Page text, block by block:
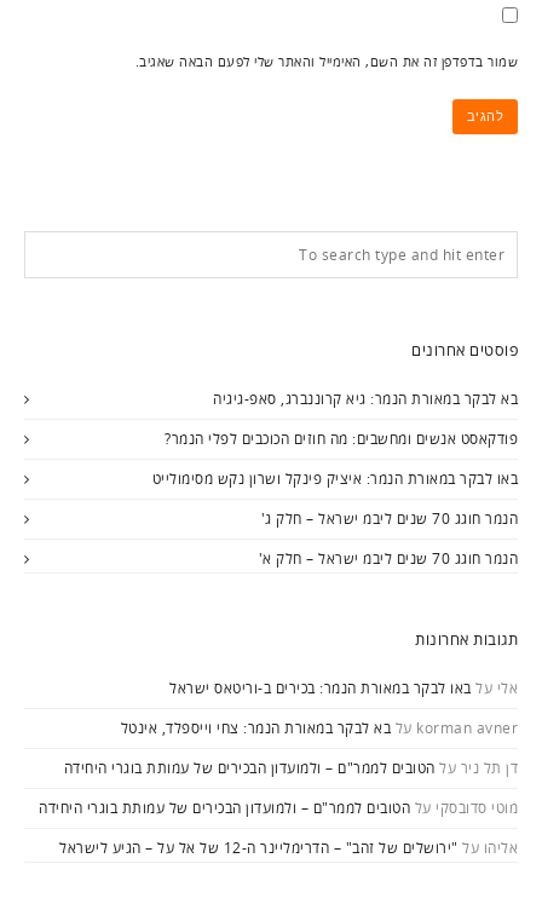
שמור בדפדפן זה את השם, האימייל והאתר שלי לפעם הבאה שאגיב.
פוסטים אחרונים
בא לבקר במאורת הנמר: גיא קרוננברג, סאפ-גיגיה
פודקאסט אנשים ומחשבים: מה חוזים הכוכבים לפלי הנמר?
באו לבקר במאורת הנמר: איציק פינקל ושרון נקש מסימולייט
הנמר חוגג 70 שנים ליבמ ישראל – חלק ג'
הנמר חוגג 70 שנים ליבמ ישראל – חלק א'
תגובות אחרונות
אלי עלבאו לבקר במאורת הנמר: בכירים ב-וריטאס ישראל
korman avner עלבא לבקר במאורת הנמר: צחי וייספלד, אינטל
דן תל ניר על הטובים לממר"ם – ולמועדון הבכירים של עמותת בוגרי היחידה
מוטי סדובסקי על הטובים לממר"ם – ולמועדון הבכירים של עמותת בוגרי היחידה
אליהו על "ירושלים של זהב" – הדרימליינר ה-12 של אל על – הגיע לישראל